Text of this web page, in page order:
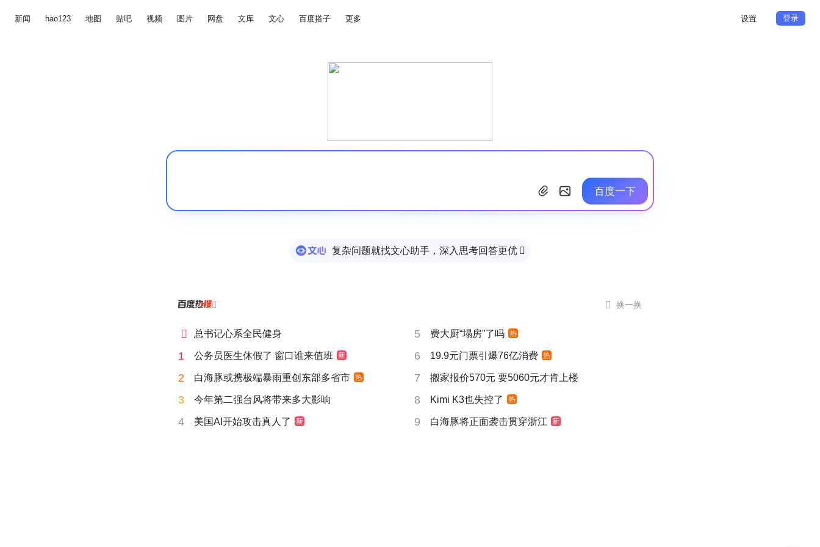
新闻 hao123 地图 贴吧 视频 图片 网盘 文库 文心 百度搭子 更多 设置 登录
百度一下
复杂问题就找文心助手，深入思考回答更优 
  换一换
 总书记心系全民健身 5 费大厨“塌房”了吗 热
1 公务员医生休假了 窗口谁来值班 新 6 19.9元门票引爆76亿消费 热
2 白海豚或携极端暴雨重创东部多省市 热 7 搬家报价570元 要5060元才肯上楼
3 今年第二强台风将带来多大影响 8 Kimi K3也失控了 热
4 美国AI开始攻击真人了 新 9 白海豚将正面袭击贯穿浙江 新